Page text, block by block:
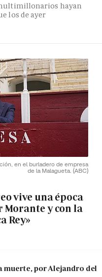
hayan
los de ayer
en el burladero de empresa
de la Malagueta. (ABC)
vive una época
y con la
Rey»
muerte, por Alejandro del